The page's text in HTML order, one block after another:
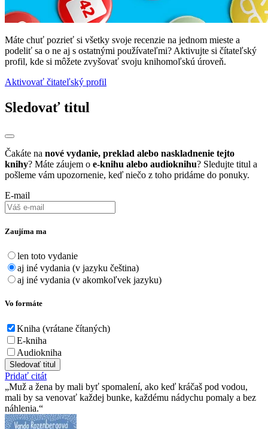
Máte chuť pozrieť si všetky svoje recenzie na jednom mieste a
podeliť sa o ne aj s ostatnými používateľmi? Aktivujte si čítateľský
profil, kde si môžete zvyšovať svoju knihomoľskú úroveň.
Aktivovať čitateľský profil
Sledovať titul
Čakáte na nové vydanie, preklad alebo naskladnenie tejto
knihy? Máte záujem o e-knihu alebo audioknihu? Sledujte titul a
pošleme vám upozornenie, keď niečo z toho pridáme do ponuky.
E-mail
Zaujíma ma
len toto vydanie
aj iné vydania (v jazyku čeština)
aj iné vydania (v akomkoľvek jazyku)
Vo formáte
Kniha (vrátane čítaných)
E-kniha
Audiokniha
Sledovať titul
Pridať citát
Muž a žena by mali byť spomalení, ako keď kráčaš pod vodou,
mali by sa venovať každej bunke, každému nádychu pomaly a bez
náhlenia.